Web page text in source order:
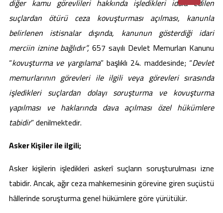
diğer kamu görevlileri hakkında işledikleri iddia edilen
suçlardan ötürü ceza kovuşturması açılması, kanunla
belirlenen istisnalar dışında, kanunun gösterdiği idari
merciin iznine bağlıdır”, 657 sayılı Devlet Memurları Kanunu
“kovuşturma ve yargılama” başlıklı 24. maddesinde; “Devlet
memurlarının görevleri ile ilgili veya görevleri sırasında
işledikleri suçlardan dolayı soruşturma ve kovuşturma
yapılması ve haklarında dava açılması özel hükümlere
tabidir” denilmektedir.
Asker Kişiler ile ilgili;
Asker kişilerin işledikleri askerî suçların soruşturulması izne
tabidir. Ancak, ağır ceza mahkemesinin görevine giren suçüstü
hâllerinde soruşturma genel hükümlere göre yürütülür.